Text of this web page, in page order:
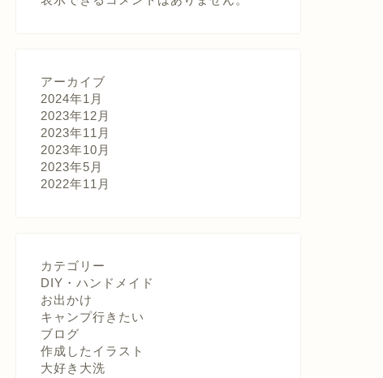
アーカイブ
2024年1月
2023年12月
2023年11月
2023年10月
2023年5月
2022年11月
カテゴリー
DIY・ハンドメイド
お出かけ
キャンプ行きたい
ブログ
作成したイラスト
大好き大洗